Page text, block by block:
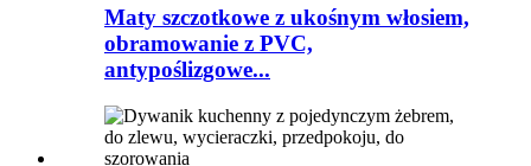
Maty szczotkowe z ukośnym włosiem,
obramowanie z PVC,
antypoślizgowe...